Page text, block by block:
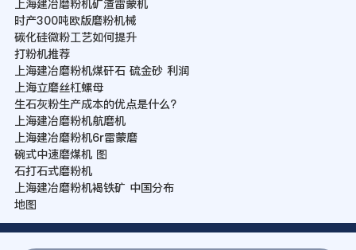
上海建冶磨粉机矿渣雷蒙机
时产300吨欧版磨粉机械
碳化硅微粉工艺如何提升
打粉机推荐
上海建冶磨粉机煤矸石 硫金砂 利润
上海立磨丝杠螺母
生石灰粉生产成本的优点是什么?
上海建冶磨粉机航磨机
上海建冶磨粉机6r雷蒙磨
碗式中速磨煤机 图
石打石式磨粉机
上海建冶磨粉机褐铁矿 中国分布
地图